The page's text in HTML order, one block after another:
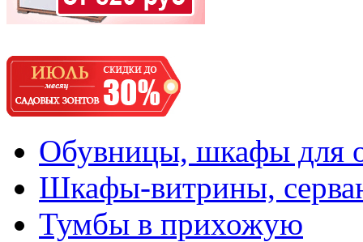
Обувницы, шкафы для
Шкафы-витрины,
Тумбы в прихожую